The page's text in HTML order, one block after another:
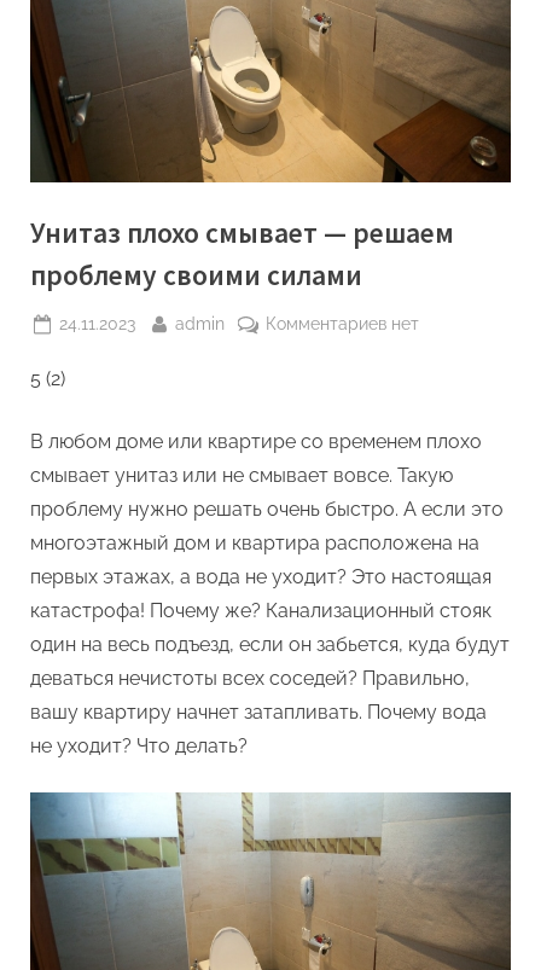
Унитаз плохо смывает — решаем
проблему своими силами
Posted
24.11.2023 By
admin Комментариевк
смывает
решаем
проблему
своими
силами
нет
5 (2)
В любом доме или квартире со временем плохо
смывает унитаз или не смывает вовсе. Такую
проблему нужно решать очень быстро. А если это
многоэтажный дом и квартира расположена на
первых этажах, а вода не уходит? Это настоящая
катастрофа! Почему же? Канализационный стояк
один на весь подъезд, если он забьется, куда будут
деваться нечистоты всех соседей? Правильно,
вашу квартиру начнет затапливать. Почему вода
не уходит? Что делать?